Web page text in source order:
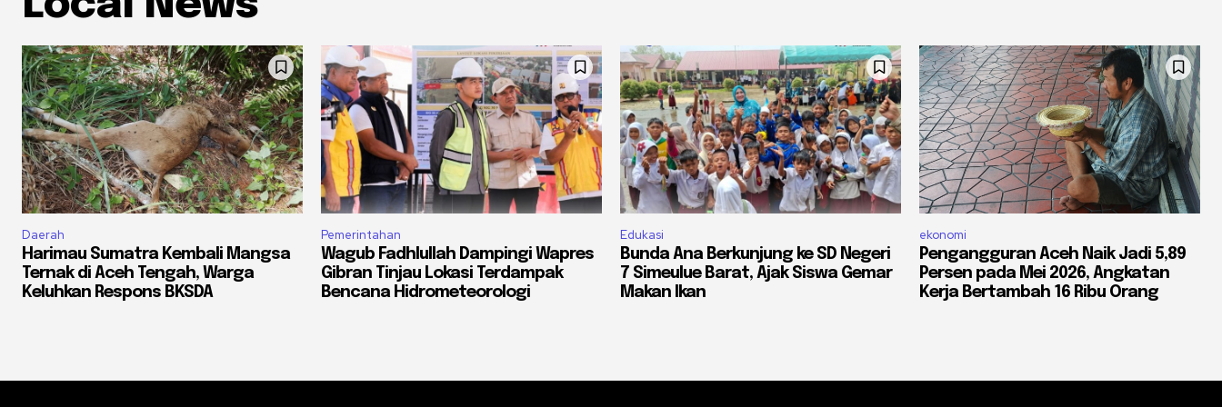
Daerah
Harimau Sumatra Kembali Mangsa
Ternak di Aceh Tengah, Warga
Keluhkan Respons BKSDA
Pemerintahan
Wagub Fadhlullah Dampingi Wapres
Gibran Tinjau Lokasi Terdampak
Bencana Hidrometeorologi
Edukasi
Bunda Ana Berkunjung ke SD Negeri
7 Simeulue Barat, Ajak Siswa Gemar
Makan Ikan
ekonomi
Pengangguran Aceh Naik Jadi 5,89
Persen pada Mei 2026, Angkatan
Kerja Bertambah 16 Ribu Orang